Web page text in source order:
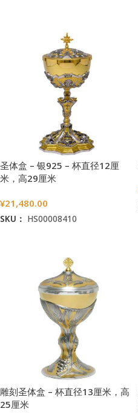
圣体盒 – 银925 – 杯直径12厘
米，高29厘米
¥21,480.00
SKU： HS00008410
雕刻圣体盒 – 杯直径13厘米，高
25厘米